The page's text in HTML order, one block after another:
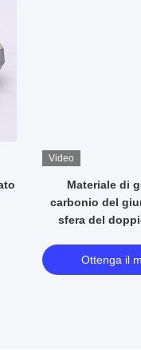
Video
Anello
di acciaio del
sfera di
Ottenga il